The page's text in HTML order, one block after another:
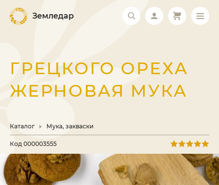
Земледар
ГРЕЦКОГО ОРЕХА
ЖЕРНОВАЯ МУКА
Каталог Мука, закваски
Код 000003555